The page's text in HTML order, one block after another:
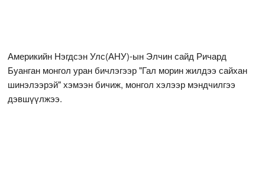
Америкийн Нэгдсэн Улс(АНУ)-ын Элчин сайд Ричард
Буанган монгол уран бичлэгээр "Гал морин жилдээ сайхан
шинэлээрэй" хэмээн бичиж, монгол хэлээр мэндчилгээ
дэвшүүлжээ.